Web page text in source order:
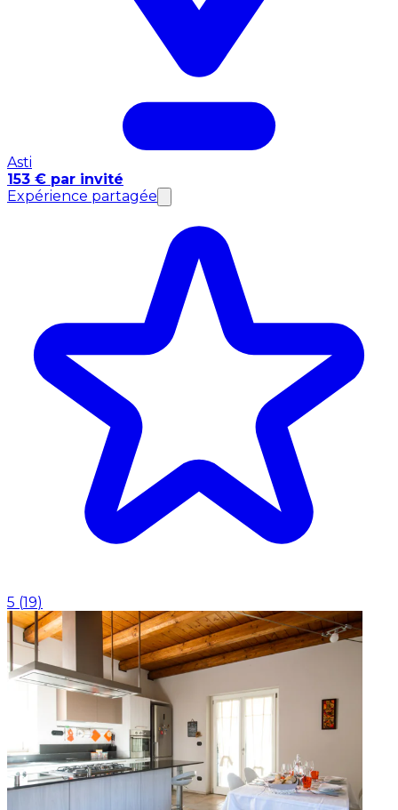
Asti
153 € par invité
Expérience partagée
5 (19)